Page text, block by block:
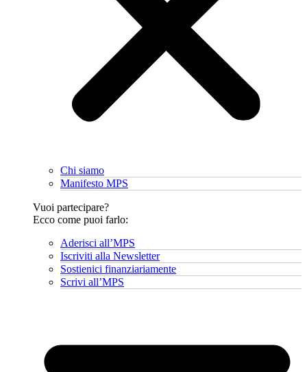
Chi siamo
Manifesto MPS
Vuoi partecipare?
Ecco come puoi farlo:
Aderisci all’MPS
Iscriviti alla Newsletter
Sostienici finanziariamente
Scrivi all’MPS